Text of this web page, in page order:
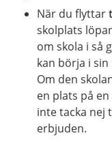
När du flyttar
skolplats
om skola i så
kan börja i
Om den
en plats på
inte tacka nej
erbjuden.